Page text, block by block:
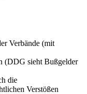
Verbände (mit
(DDG sieht Bußgelder
die
Verstößen